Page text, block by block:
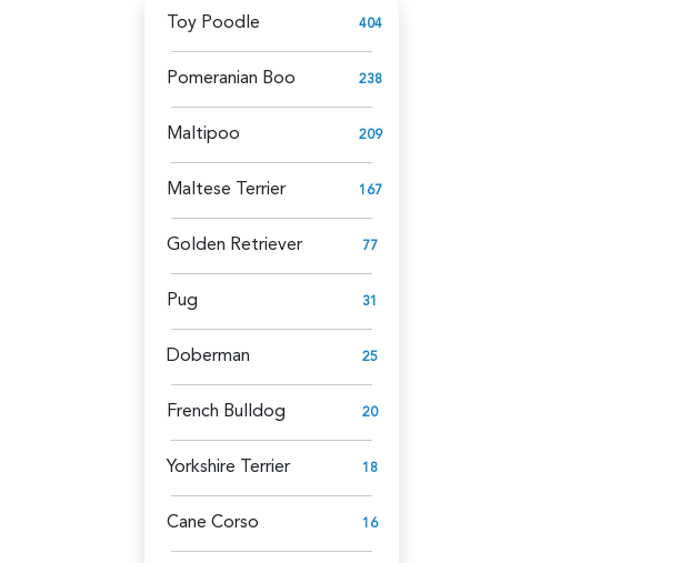
Toy Poodle 404
Pomeranian Boo 238
Maltipoo 209
Maltese Terrier 167
Golden Retriever 77
Pug 31
Doberman 25
French Bulldog 20
Yorkshire Terrier 18
Cane Corso 16